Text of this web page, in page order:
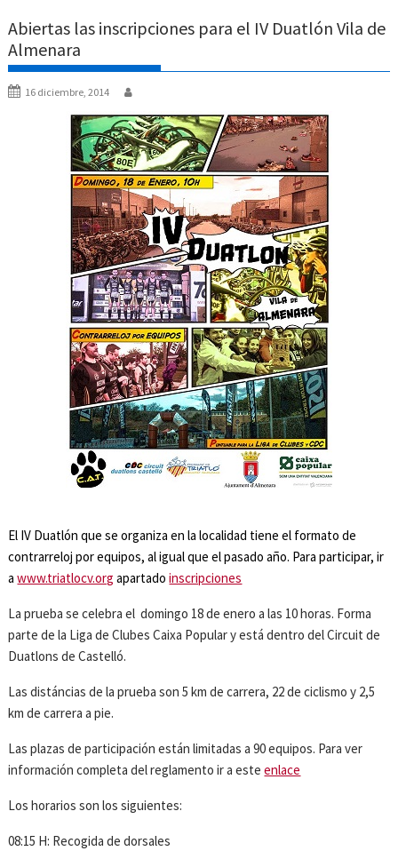
Abiertas las inscripciones para el IV Duatlón Vila de
Almenara
16 diciembre, 2014
El IV Duatlón que se organiza en la localidad tiene el formato de
contrarreloj por equipos, al igual que el pasado año. Para participar, ir
awww.triatlocv.org apartadoinscripciones
La prueba se celebra el domingo 18 de enero a las 10 horas. Forma
parte de la Liga de Clubes Caixa Popular y está dentro del Circuit de
Duatlons de Castelló.
Las distáncias de la prueba son 5 km de carrera, 22 de ciclismo y 2,5
km de carrera a pie.
Las plazas de participación están limitadas a 90 equipos. Para ver
información completa del reglamento ir a esteenlace
Los horarios son los siguientes:
08:15 H: Recogida de dorsales